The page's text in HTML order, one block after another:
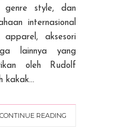
genre style, dan
internasional
aksesori
lainnya yang
oleh Rudolf
kakak...
CONTINUE READING